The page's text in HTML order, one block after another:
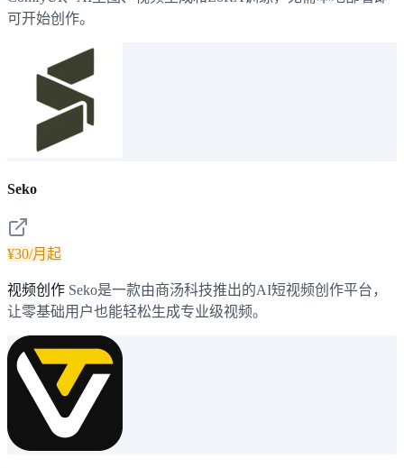
可开始创作。
Seko
¥30/月起
视频创作 Seko是一款由商汤科技推出的AI短视频创作平台，
让零基础用户也能轻松生成专业级视频。